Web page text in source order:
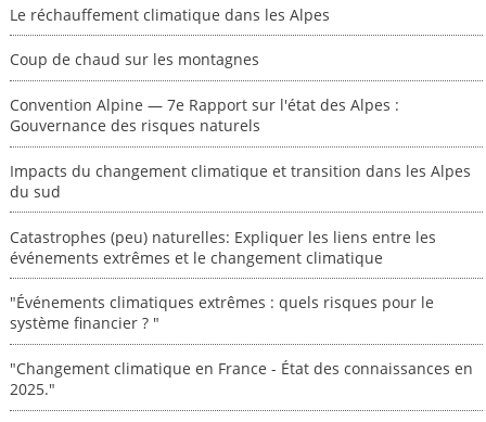
Le réchauffement climatique dans les Alpes
Coup de chaud sur les montagnes
Convention Alpine — 7e Rapport sur l'état des Alpes :
Gouvernance des risques naturels
Impacts du changement climatique et transition dans les Alpes
du sud
Catastrophes (peu) naturelles: Expliquer les liens entre les
événements extrêmes et le changement climatique
"Événements climatiques extrêmes : quels risques pour le
système financier ? "
"Changement climatique en France - État des connaissances en
2025."